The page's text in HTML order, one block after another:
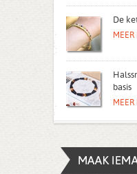
De
MEER
basis
MEER